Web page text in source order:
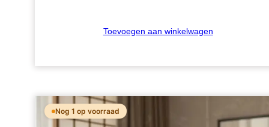
Toevoegen aan winkelwagen
Nog 1 op voorraad